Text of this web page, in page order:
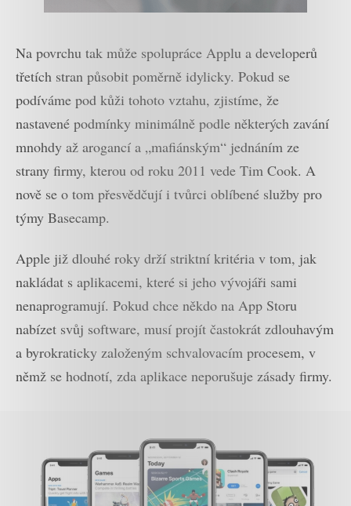
Na povrchu tak může spolupráce Applu a developerů
třetích stran působit poměrně idylicky. Pokud se
podíváme pod kůži tohoto vztahu, zjistíme, že
nastavené podmínky minimálně podle některých zavání
mnohdy až arogancí a „mafiánským“ jednáním ze
strany firmy, kterou od roku 2011 vede Tim Cook. A
nově se o tom přesvědčují i tvůrci oblíbené služby pro
týmy Basecamp.
Apple již dlouhé roky drží striktní kritéria v tom, jak
nakládat s aplikacemi, které si jeho vývojáři sami
nenaprogramují. Pokud chce někdo na App Storu
nabízet svůj software, musí projít častokrát zdlouhavým
a byrokraticky založeným schvalovacím procesem, v
němž se hodnotí, zda aplikace neporušuje zásady firmy.